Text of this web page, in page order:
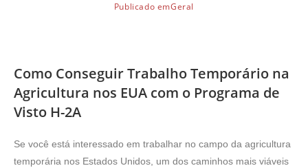
Publicado emGeral
Como Conseguir Trabalho Temporário na
Agricultura nos EUA com o Programa de
Visto H-2A
Se você está interessado em trabalhar no campo da agricultura
temporária nos Estados Unidos, um dos caminhos mais viáveis